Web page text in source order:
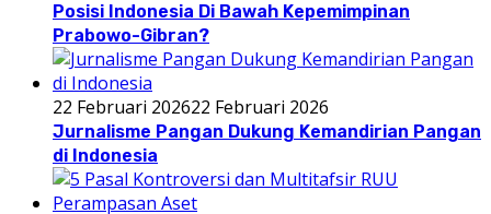
Posisi Indonesia Di Bawah Kepemimpinan
Prabowo-Gibran?
22 Februari 202622 Februari 2026
Jurnalisme Pangan Dukung Kemandirian Pangan
di Indonesia